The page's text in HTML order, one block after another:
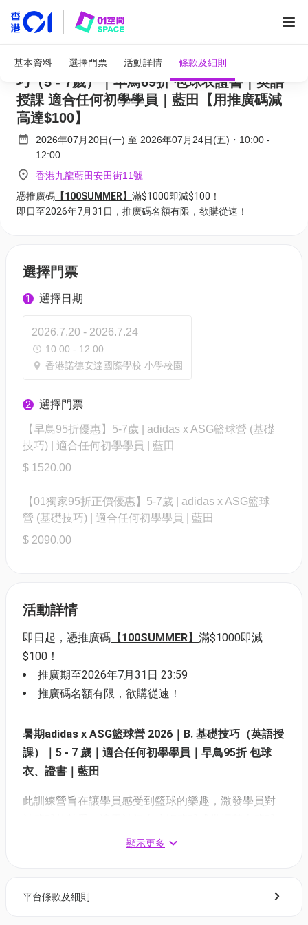
基本資料 選擇門票 活動詳情 條款及細則
adidas x ASG暑期籃球營 2026｜B. 基礎技
巧（5 - 7歲）｜早鳥69折 包球衣證書｜英語
授課 適合任何初學學員｜藍⽥【用推廣碼減
高達$100】
2026年07月20日(一) 至 2026年07月24日(五) ・ 10:00 -
12:00
香港九⿓藍⽥安⽥街11號
憑推廣碼 【100SUMMER】 滿$1000即減$100！
即日至2026年7月31日，推廣碼名額有限，欲購從速！
選擇門票
1 選擇日期
2026.7.20 - 2026.7.24
10:00 - 12:00
香港諾德安達國際學校 小學校園
2 選擇門票
【早鳥95折優惠】5-7歲 | adidas x ASG籃球營 (基礎
技巧) | 適合任何初學學員 | 藍⽥
$ 1520.00
【01獨家95折正價優惠】5-7歲 | adidas x ASG籃球
營 (基礎技巧) | 適合任何初學學員 | 藍⽥
$ 2090.00
活動詳情
即日起，憑推廣碼 【100SUMMER】 滿$1000即減
$100！
推廣期至2026年7月31日 23:59
推廣碼名額有限，欲購從速！
暑期adidas x ASG籃球營 2026｜B. 基礎技巧（英語授
課）｜5 - 7 歲｜適合任何初學學員｜早鳥95折 包球
⾐、證書｜藍⽥
此訓練營旨在讓學員感受到籃球的樂趣，激發學員對
基礎的學員，以及想感受輕鬆籃球氣氛的學員。
顯示更多
平台條款及細則